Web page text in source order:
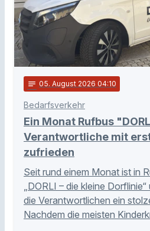
notes 05. August 2026 04:10
Bedarfsverkehr
Ein Monat Rufbus
Verantwortliche mit
zufrieden
Seit rund einem Monat ist in
„DORLI – die kleine
die Verantwortlichen ein
Nachdem die meisten